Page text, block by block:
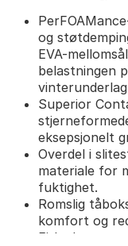
og
EVA-
belastningen
Superior
eksepsjonelt
Overdel i
materiale for
fuktighet.
Romslig
komfort og
Fitlock-